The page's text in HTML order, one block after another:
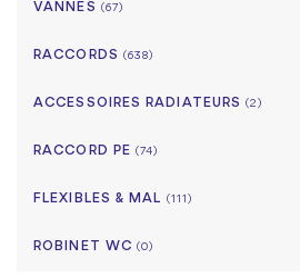
VANNES (67)
RACCORDS (638)
ACCESSOIRES RADIATEURS(2)
RACCORD PE(74)
FLEXIBLES & MAL (111)
ROBINET WC(0)